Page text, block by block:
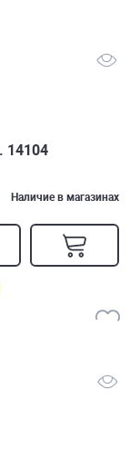
14104
Наличие в магазинах